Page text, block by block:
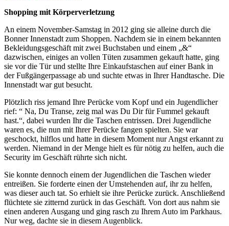
Shopping mit Körperverletzung
An einem November-Samstag in 2012 ging sie alleine durch die
Bonner Innenstadt zum Shoppen. Nachdem sie in einem bekannten
Bekleidungsgeschäft mit zwei Buchstaben und einem „&“
dazwischen, einiges an vollen Tüten zusammen gekauft hatte, ging
sie vor die Tür und stellte Ihre Einkaufstaschen auf einer Bank in
der Fußgängerpassage ab und suchte etwas in Ihrer Handtasche. Die
Innenstadt war gut besucht.
Plötzlich riss jemand Ihre Perücke vom Kopf und ein Jugendlicher
rief: “ Na, Du Transe, zeig mal was Du Dir für Fummel gekauft
hast.“, dabei wurden Ihr die Taschen entrissen. Drei Jugendliche
waren es, die nun mit Ihrer Perücke fangen spielten. Sie war
geschockt, hilflos und hatte in diesem Moment nur Angst erkannt zu
werden. Niemand in der Menge hielt es für nötig zu helfen, auch die
Security im Geschäft rührte sich nicht.
Sie konnte dennoch einem der Jugendlichen die Taschen wieder
entreißen. Sie forderte einen der Umstehenden auf, ihr zu helfen,
was dieser auch tat. So erhielt sie ihre Perücke zurück. Anschließend
flüchtete sie zitternd zurück in das Geschäft. Von dort aus nahm sie
einen anderen Ausgang und ging rasch zu Ihrem Auto im Parkhaus.
Nur weg, dachte sie in diesem Augenblick.